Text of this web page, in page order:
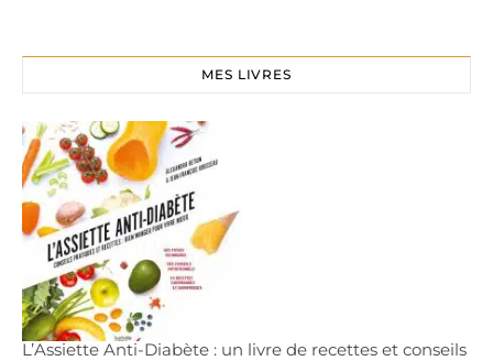
MES LIVRES
L’Assiette Anti-Diabète : un livre de recettes et conseils